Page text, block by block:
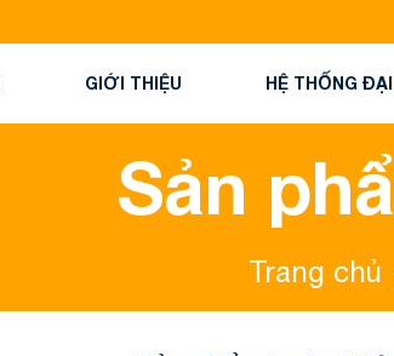
GIỚI THIỆU HỆ THỐNG
Sản
Trang chủ